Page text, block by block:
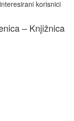
korisnici
– Knjižnica